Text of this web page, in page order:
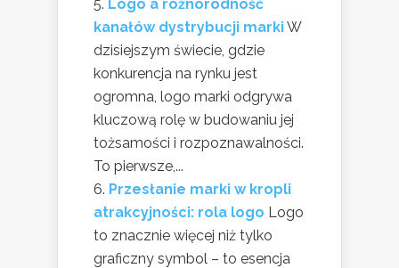
Logo a różnorodność
kanałów dystrybucji markiW
dzisiejszym świecie, gdzie
konkurencja na rynku jest
ogromna, logo marki odgrywa
kluczową rolę w budowaniu jej
tożsamości i rozpoznawalności.
To pierwsze,...
Przesłanie marki w kropli
atrakcyjności: rola logo Logo
to znacznie więcej niż tylko
graficzny symbol – to esencja